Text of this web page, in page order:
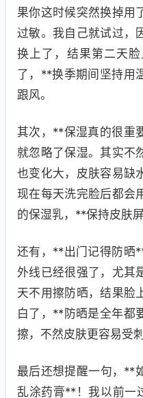
果你这时候突然换掉用
过敏。我自己就试过，
换上了，结果第二天
了，**换季期间坚持用
跟风。
其次，**保湿真的很重
就忽略了保湿。其实不
也变化大，皮肤容易缺
现在每天洗完脸后都会
的保湿乳，**保持皮肤
还有，**出门记得防晒
外线已经很强了，尤其
天不用擦防晒，结果脸
白了，**防晒是全年都
擦，不然皮肤更容易受刺
最后还想提醒一句，**
乱涂药膏**！我以前一